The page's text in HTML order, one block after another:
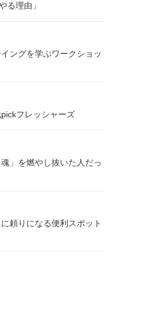
る理由」
ングを学ぶワークショッ
フレッシャーズ
」を燃やし抜いた人だっ
頼りになる便利スポット